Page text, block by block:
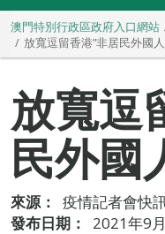
澳門特別行政區政府入口網站
放寬逗留香港”非居民外國
放寬逗
民外國
來源：
疫情記者會快
發布日期：
2021年9